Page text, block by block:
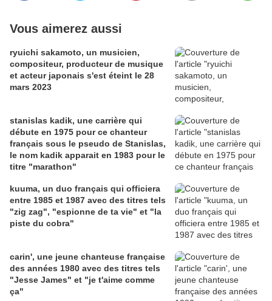
Vous aimerez aussi
ryuichi sakamoto, un musicien,
compositeur, producteur de musique
et acteur japonais s'est éteint le 28
mars 2023
stanislas kadik, une carrière qui
débute en 1975 pour ce chanteur
français sous le pseudo de Stanislas,
le nom kadik apparait en 1983 pour le
titre "marathon"
kuuma, un duo français qui officiera
entre 1985 et 1987 avec des titres tels
"zig zag", "espionne de ta vie" et "la
piste du cobra"
carin', une jeune chanteuse française
des années 1980 avec des titres tels
"Jesse James" et "je t'aime comme
ça"